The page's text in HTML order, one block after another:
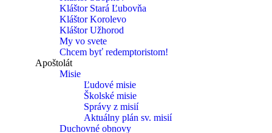
Kláštor Stará Ľubovňa
Kláštor Korolevo
Kláštor Užhorod
My vo svete
Chcem byť redemptoristom!
Apoštolát
Misie
Ľudové misie
Školské misie
Správy z misií
Aktuálny plán sv. misií
Duchovné obnovy